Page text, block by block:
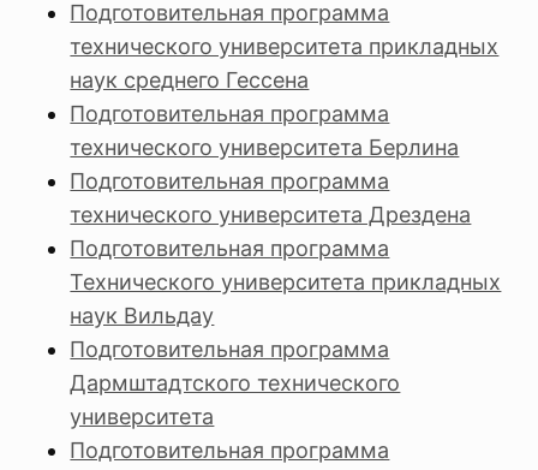
Подготовительная программа
технического университета прикладных
наук среднего Гессена
Подготовительная программа
технического университета Берлина
Подготовительная программа
технического университета Дрездена
Подготовительная программа
Технического университета прикладных
наук Вильдау
Подготовительная программа
Дармштадтского технического
университета
Подготовительная программа